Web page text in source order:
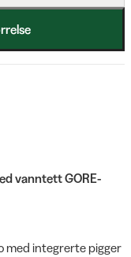
vanntett GORE-
med integrerte pigger